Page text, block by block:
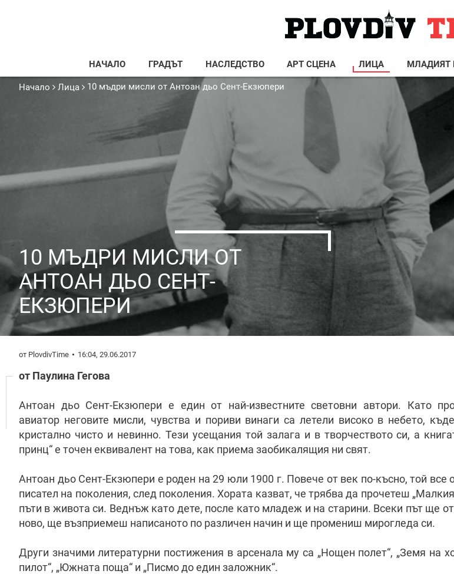
НАЧАЛО ГРАДЪТ НАСЛЕДСТВО АРТ СЦЕНА ЛИЦА МЛАДИЯТ
Начало Лица 10 мъдри мисли от Антоан дьо Сент-Екзюпери
10 МЪДРИ МИСЛИ ОТ
АНТОАН ДЬО СЕНТ-
ЕКЗЮПЕРИ
от PlovdivTime 16:04, 29.06.2017
от Паулина Гегова
Антоан дьо Сент-Екзюпери е един от най-известните световни автори. Като
авиатор неговите мисли, чувства и пориви винаги са летели високо в небето,
кристално чисто и невинно. Тези усещания той залага и в творчеството си, а
принц“ е точен еквивалент на това, как приема заобикалящия ни свят.
Антоан дьо Сент-Екзюпери е роден на 29 юли 1900 г. Повече от век по-късно, той
писател на поколения, след поколения. Хората казват, че трябва да прочетеш
пъти в живота си. Веднъж като дете, после като младеж и на старини. Всеки път ще
ново, ще възприемеш написаното по различен начин и ще промениш мирогледа си.
Други значими литературни постижения в арсенала му са „Нощен полет“, „Земя на
пилот“, „Южната поща“ и „Писмо до един заложник“.